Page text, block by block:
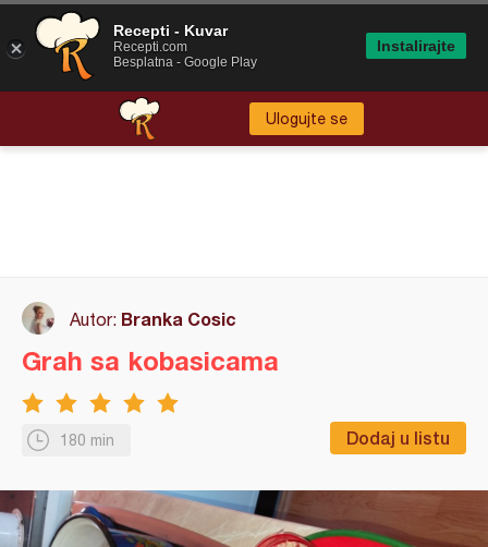
Ulogujte se
Autor: Branka Cosic
180 min Dodaj u listu
Grah sa kobasicama
Recepti - Kuvar
Recepti.com
Besplatna - Google Play
Instalirajte